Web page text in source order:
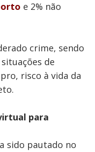
e 2% não
crime, sendo
de
risco à vida da
para
sido pautado no